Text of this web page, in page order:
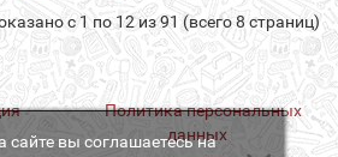
с 1 по 12 из 91 (всего 8 страниц)
Политика персональных
данных
сайте вы соглашаетесь на